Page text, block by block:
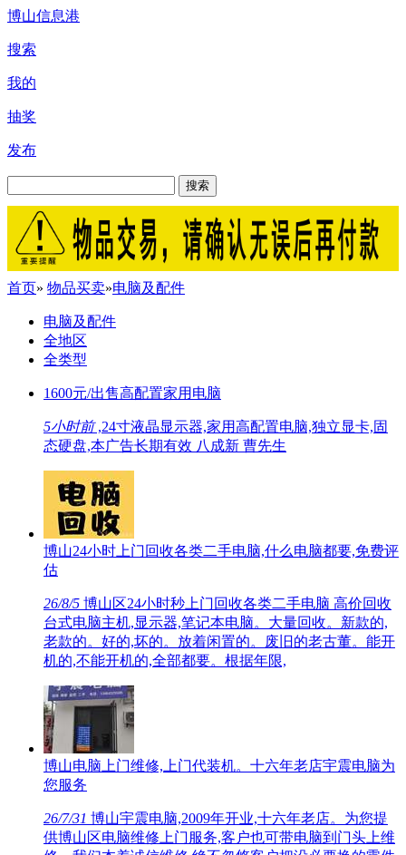
博山信息港
搜索
我的
抽奖
发布
搜索
首页» 物品买卖»电脑及配件
电脑及配件
全地区
全类型
1600元/出售高配置家用电脑
5小时前,24寸液晶显示器,家用高配置电脑,独立显卡,固
态硬盘,本广告长期有效 八成新 曹先生
博山24小时上门回收各类二手电脑,什么电脑都要,免费评
估
26/8/5 博山区24小时秒上门回收各类二手电脑 高价回收
台式电脑主机,显示器,笔记本电脑。大量回收。新款的,
老款的。好的,坏的。放着闲置的。废旧的老古董。能开
机的,不能开机的,全部都要。根据年限,
博山电脑上门维修,上门代装机。十六年老店宇震电脑为
您服务
26/7/31 博山宇震电脑,2009年开业,十六年老店。为您提
供博山区电脑维修上门服务,客户也可带电脑到门头上维